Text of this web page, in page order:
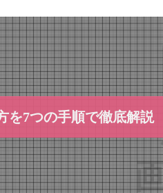
を7つの手順で徹底解説